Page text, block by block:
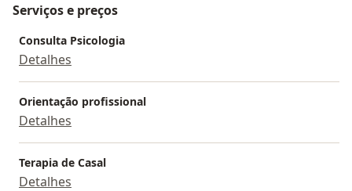
Serviços e preços
Consulta Psicologia
Detalhes
Orientação profissional
Detalhes
Terapia de Casal
Detalhes